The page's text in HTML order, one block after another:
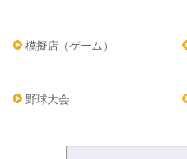
模擬店（ゲーム）
野球大会